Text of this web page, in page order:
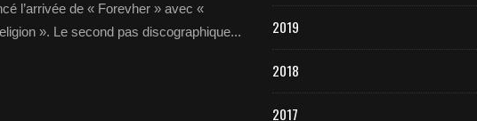
l’arrivée de « Forevher » avec «
». Le second pas discographique...
2019
2018
2017